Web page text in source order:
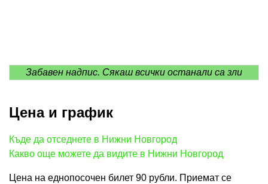
Забавен надпис. Сякаш всички останали са зли
Цена и график
Къде да отседнете в Нижни Новгород
Какво още можете да видите в Нижни Новгород
Цена на еднопосочен билет 90 рубли. Приемат се